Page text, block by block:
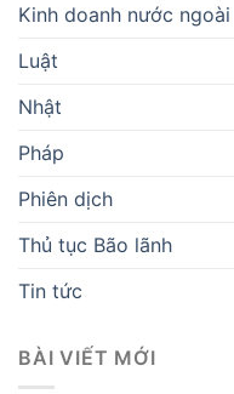
Kinh doanh nước ngoài
Luật
Nhật
Pháp
Phiên dịch
Thủ tục Bão lãnh
Tin tức
BÀI VIẾT MỚI